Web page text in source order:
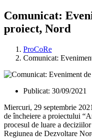
Comunicat:
proiect, Nord
ProCoRe
Comunicat:
Publicat: 30/09/2021
Miercuri, 29 septembrie
de încheiere a proiectului
procesul de luare a
Regiunea de Dezvoltare